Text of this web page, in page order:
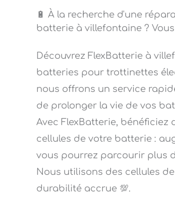
🔋 À la recherche d'une
batterie à villefontaine ?
Découvrez FlexBatterie à
batteries pour trottinettes
nous offrons un service
de prolonger la vie de vos
Avec FlexBatterie,
cellules de votre batterie :
vous pourrez parcourir plus
Nous utilisons des cellules
durabilité accrue 💯.